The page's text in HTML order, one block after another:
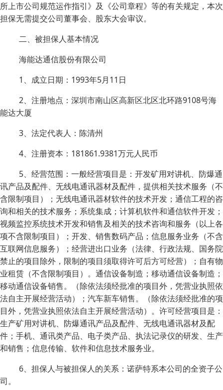
所上市公司规范运作指引》及《公司章程》等的有关规定，本次
担保无需提交公司董事会、股东大会审议。
二、被担保人基本情况
海能达通信股份有限公司
1、成立日期：1993年5月11日
2、注册地点：深圳市南山区高新区北区北环路9108号海
能达大厦
3、法定代表人：陈清州
4、注册资本：181861.9381万元人民币
5、经营范围：一般经营项目是：开发矿用对讲机、防爆通
讯产品及配件、无线电通讯器材及配件，提供相关技术服务（不
含限制项目）；无线电通讯器材软件的技术开发；通信工程的咨
询和相关的技术服务；系统集成；计算机软件和通信软件开发；
视频监控系统技术开发和销售及相关的技术咨询和服务（以上各
项不含限制项目）；开发、销售数码产品；信息服务业务（不含
互联网信息服务）；经营进出口业务（法律、行政法规、国务院
禁止的项目除外，限制的项目须取得许可后方可经营）；自有物
业租赁（不含限制项目）。通信设备制造；移动通信设备制造；
移动通信设备销售。（除依法须经批准的项目外，凭营业执照依
法自主开展经营活动）；汽车新车销售。（除依法须经批准的项
目外，凭营业执照依法自主开展经营活动）。许可经营项目是：
生产矿用对讲机、防爆通讯产品及配件、无线电通讯器材及配
件；手机、通讯类产品、电子类产品、执法记录仪的研发、生产
和销售；信息传输、软件和信息技术服务业。
6、担保人与被担保人的关系：诺萨特系本公司的全资子公
司。